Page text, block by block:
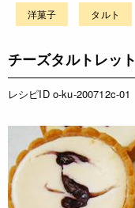
洋菓子 タルト
チーズタルトレット
レシピID o-ku-200712c-01